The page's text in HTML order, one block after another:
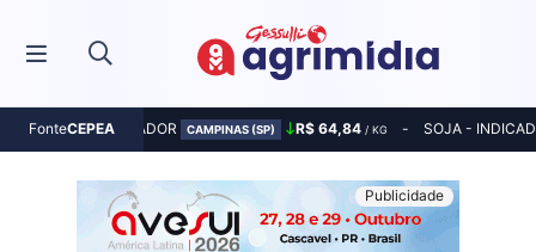
FonteCEPEA
MILHO - INDICADOR CAMPINAS (SP) R$ 64,84 / KG SOJA -